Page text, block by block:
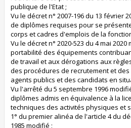
publique de l'Etat ;
Vu le décret n° 2007-196 du 13 février
de diplômes requises pour se
corps et cadres d'emplois de la
Vu le décret n° 2020-523 du 4 mai
portabilité des équipements
de travail et aux dérogations aux
des procédures de recrutement et
agents publics et des candidats en
Vu l'arrêté du 5 septembre 1996
diplômes admis en équivalence à la
techniques des activités physiques et
1° du premier alinéa de l'article 4 du
1985 modifié ;